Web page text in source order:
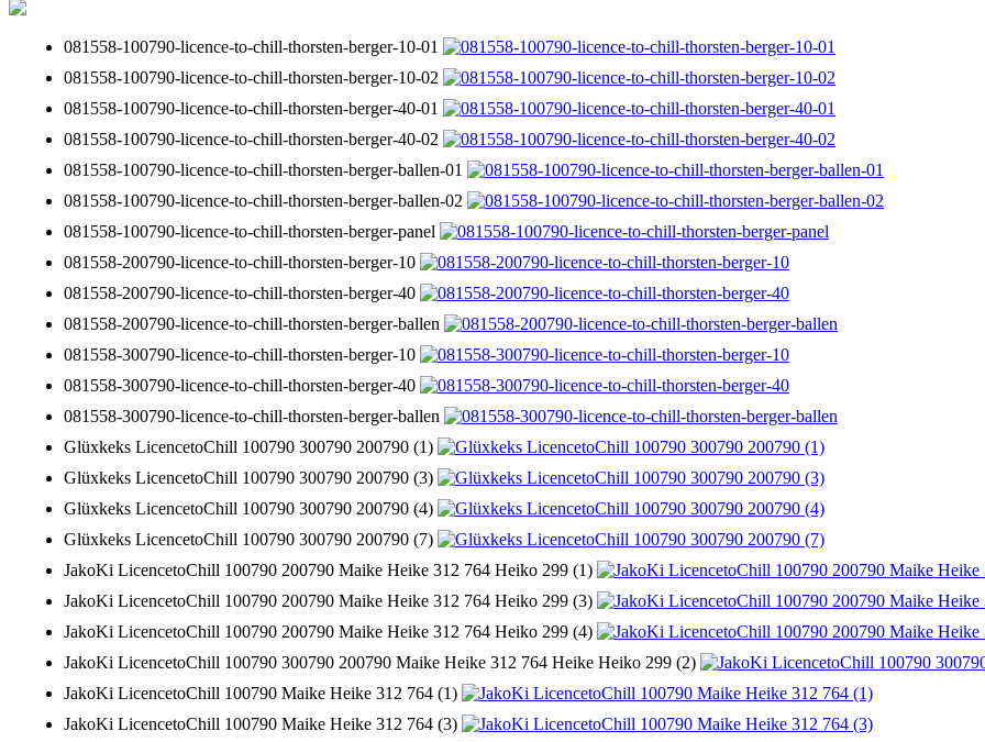
081558-100790-licence-to-chill-thorsten-berger-10-01
081558-100790-licence-to-chill-thorsten-berger-10-02
081558-100790-licence-to-chill-thorsten-berger-40-01
081558-100790-licence-to-chill-thorsten-berger-40-02
081558-100790-licence-to-chill-thorsten-berger-ballen-01
081558-100790-licence-to-chill-thorsten-berger-ballen-02
081558-100790-licence-to-chill-thorsten-berger-panel
081558-200790-licence-to-chill-thorsten-berger-10
081558-200790-licence-to-chill-thorsten-berger-40
081558-200790-licence-to-chill-thorsten-berger-ballen
081558-300790-licence-to-chill-thorsten-berger-10
081558-300790-licence-to-chill-thorsten-berger-40
081558-300790-licence-to-chill-thorsten-berger-ballen
Glüxkeks LicencetoChill 100790 300790 200790 (1)
Glüxkeks LicencetoChill 100790 300790 200790 (3)
Glüxkeks LicencetoChill 100790 300790 200790 (4)
Glüxkeks LicencetoChill 100790 300790 200790 (7)
JakoKi LicencetoChill 100790 200790 Maike Heike 312 764 Heiko 299 (1)
JakoKi LicencetoChill 100790 200790 Maike Heike 312 764 Heiko 299 (3)
JakoKi LicencetoChill 100790 200790 Maike Heike 312 764 Heiko 299 (4)
JakoKi LicencetoChill 100790 300790 200790 Maike Heike 312 764 Heike Heiko 299 (2)
JakoKi LicencetoChill 100790 Maike Heike 312 764 (1)
JakoKi LicencetoChill 100790 Maike Heike 312 764 (3)